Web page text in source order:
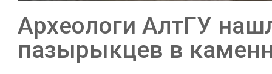
Археологи АлтГУ
пазырыкцев в